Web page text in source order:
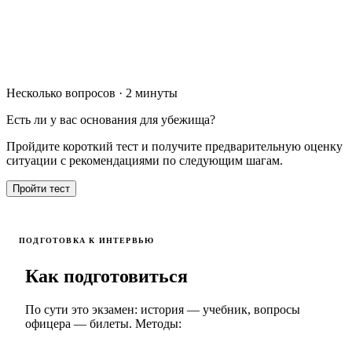
Несколько вопросов · 2 минуты
Есть ли у вас основания для убежища?
Пройдите короткий тест и получите предварительную оценку
ситуации с рекомендациями по следующим шагам.
Пройти тест
ПОДГОТОВКА К ИНТЕРВЬЮ
Как подготовиться
По сути это экзамен: история — учебник, вопросы
офицера — билеты. Методы: